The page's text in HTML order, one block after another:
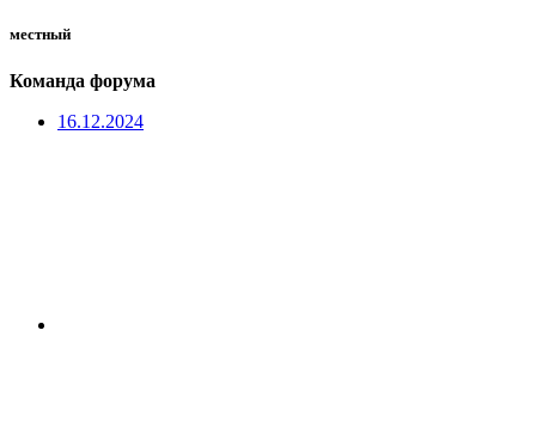
местный
Команда форума
16.12.2024